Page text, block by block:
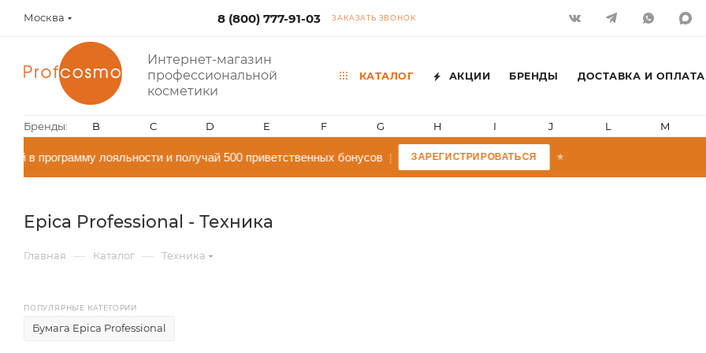
Москва 8 (800) 777-91-03 ЗАКАЗАТЬ ЗВОНОК
Интернет-магазин
профессиональной
косметики
КАТАЛОГ АКЦИИ БРЕНДЫ ДОСТАВКА И ОПЛАТА
Бренды: B C D E F G H I J L M
в программу лояльности и получай 500 приветственных бонусов| ЗАРЕГИСТРИРОВАТЬСЯ
Epica Professional - Техника
Главная — Каталог — Техника
ПОПУЛЯРНЫЕ КАТЕГОРИИ
Бумага Epica Professional